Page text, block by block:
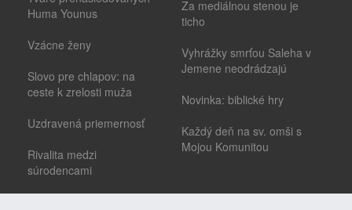
Huma Younus
Vzácne ženy
Slovo pre chlapov: na
ceste k zrelosti muža
Uzdravená priemernosť
Rivalita medzi
súrodencami
Za mediálnou stenou je
ticho
Vyhrážky smrťou Saleha v
Jemene neodrádzajú
Novinka: biblické hry
Každý deň na sv. omši s
Mojou Komunitou